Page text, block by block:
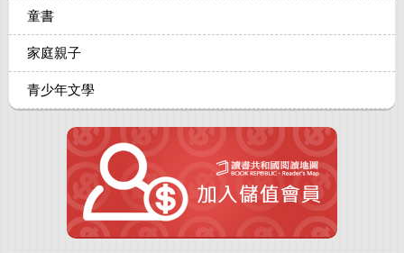
童書
家庭親子
青少年文學